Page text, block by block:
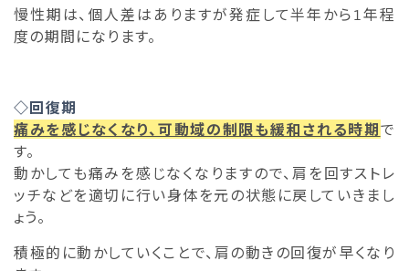
慢性期は、個人差はありますが発症して半年から1年程
度の期間になります。
◇回復期
痛みを感じなくなり、可動域の制限も緩和される時期で
す。
動かしても痛みを感じなくなりますので、肩を回すストレ
ッチなどを適切に行い身体を元の状態に戻していきまし
ょう。
積極的に動かしていくことで、肩の動きの回復が早くなり